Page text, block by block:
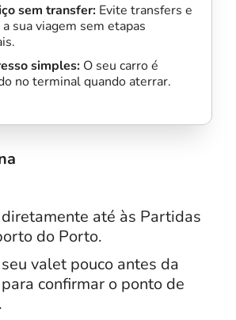
sem transfer: Evite transfers e
sua viagem sem etapas
simples: O seu carro é
no terminal quando aterrar.
diretamente até às Partidas
do Porto.
valet pouco antes da
confirmar o ponto de